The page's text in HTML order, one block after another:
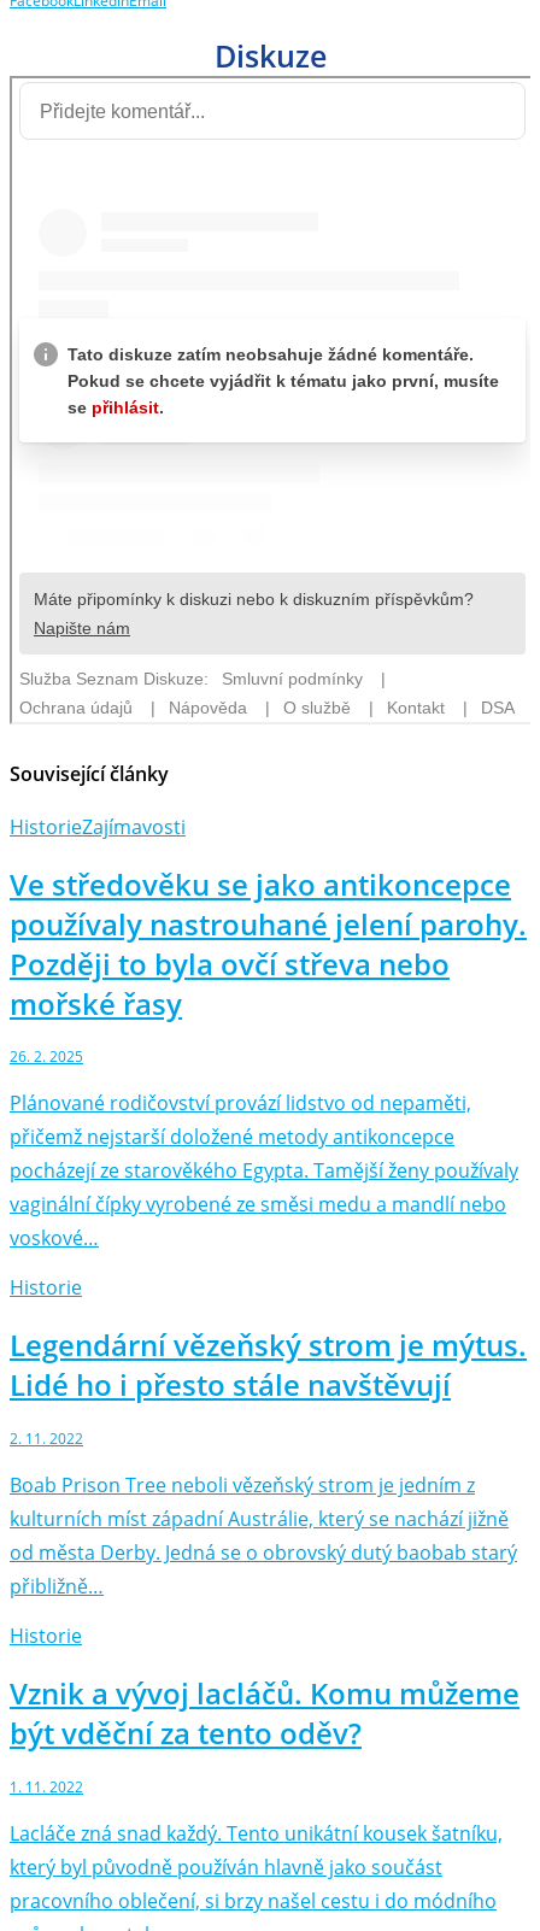
Diskuze
Související články
HistorieZajímavosti
Ve středověku se jako antikoncepce
používaly nastrouhané jelení parohy.
Později to byla ovčí střeva nebo
mořské řasy
26. 2. 2025
Plánované rodičovství provází lidstvo od nepaměti,
přičemž nejstarší doložené metody antikoncepce
pocházejí ze starověkého Egypta. Tamější ženy používaly
vaginální čípky vyrobené ze směsi medu a mandlí nebo
voskové…
Historie
Legendární vězeňský strom je mýtus.
Lidé ho i přesto stále navštěvují
2. 11. 2022
Boab Prison Tree neboli vězeňský strom je jedním z
kulturních míst západní Austrálie, který se nachází jižně
od města Derby. Jedná se o obrovský dutý baobab starý
přibližně…
Historie
Vznik a vývoj lacláčů. Komu můžeme
být vděční za tento oděv?
1. 11. 2022
Lacláče zná snad každý. Tento unikátní kousek šatníku,
který byl původně používán hlavně jako součást
pracovního oblečení, si brzy našel cestu i do módního